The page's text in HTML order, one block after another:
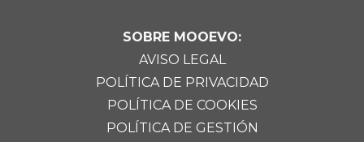
SOBRE MOOEVO:
AVISO LEGAL
POLÍTICA DE PRIVACIDAD
POLÍTICA DE COOKIES
POLÍTICA DE GESTIÓN